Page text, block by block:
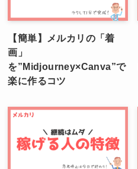
【簡単】メルカリの「着
画」
を”Midjourney×Canva”で
楽に作るコツ